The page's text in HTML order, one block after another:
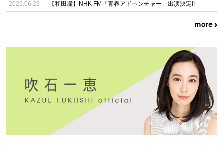
2026.06.23 【和田瞳】NHK FM「青春アドベンチャー」出演決定!!